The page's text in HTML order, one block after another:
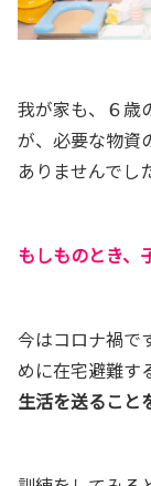
我が家も、６歳
が、必要な物資
ありませんでし
もしものとき、
今はコロナ禍で
めに在宅避難す
生活を送ること